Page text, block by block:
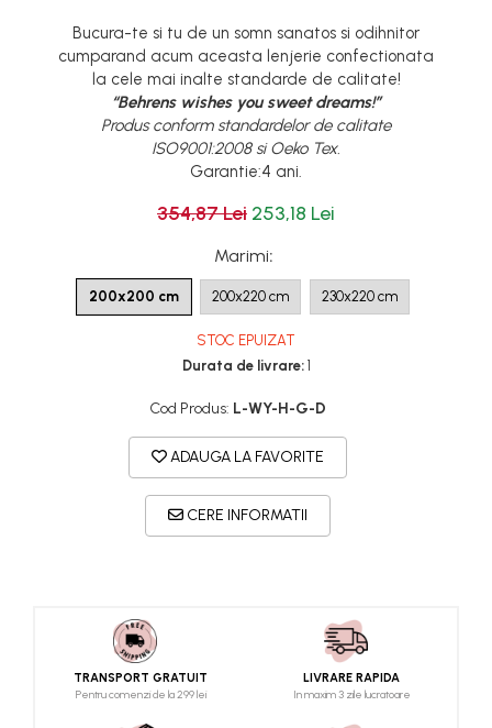
Bucura-te si tu de un somn sanatos si odihnitor
cumparand acum aceasta lenjerie confectionata
la cele mai inalte standarde de calitate!
“Behrens wishes you sweet dreams!”
Produs conform standardelor de calitate
ISO9001:2008 si Oeko Tex.
Garantie:4 ani.
354,87 Lei 253,18 Lei
Marimi:
200x200 cm 200x220 cm 230x220 cm
STOC EPUIZAT
Durata de livrare:1
Cod Produs: L-WY-H-G-D
ADAUGA LA FAVORITE
CERE INFORMATII
TRANSPORT GRATUIT
Pentru comenzi de la 299 lei
LIVRARE RAPIDA
In maxim 3 zile lucratoare